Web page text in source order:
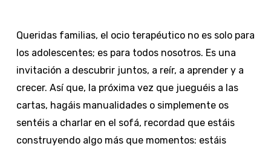
Queridas familias, el ocio terapéutico no es solo para
los adolescentes; es para todos nosotros. Es una
invitación a descubrir juntos, a reír, a aprender y a
crecer. Así que, la próxima vez que jueguéis a las
cartas, hagáis manualidades o simplemente os
sentéis a charlar en el sofá, recordad que estáis
construyendo algo más que momentos: estáis